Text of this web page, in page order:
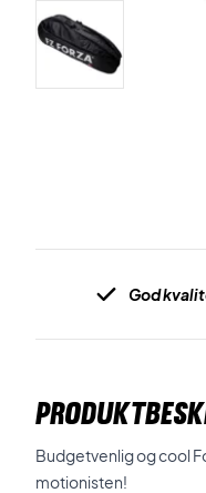
God
Budgetvenlig og cool
motionisten!